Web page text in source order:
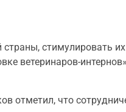
стимулировать
ветеринаров-
отметил, что